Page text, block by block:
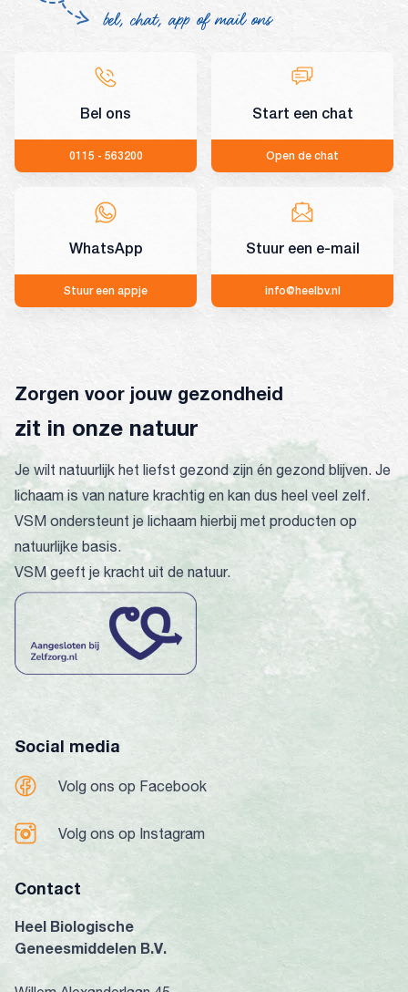
bel, chat, app of mail ons
Bel ons
0115 - 563200
Start een chat
Open de chat
WhatsApp
Stuur een appje
Stuur een e-mail
info@heelbv.nl
Zorgen voor jouw gezondheid
zit in onze natuur
Je wilt natuurlijk het liefst gezond zijn én gezond blijven. Je
lichaam is van nature krachtig en kan dus heel veel zelf.
VSM ondersteunt je lichaam hierbij met producten op
natuurlijke basis.
VSM geeft je kracht uit de natuur.
Social media
Volg ons op Facebook
Volg ons op Instagram
Contact
Heel Biologische
Geneesmiddelen B.V.